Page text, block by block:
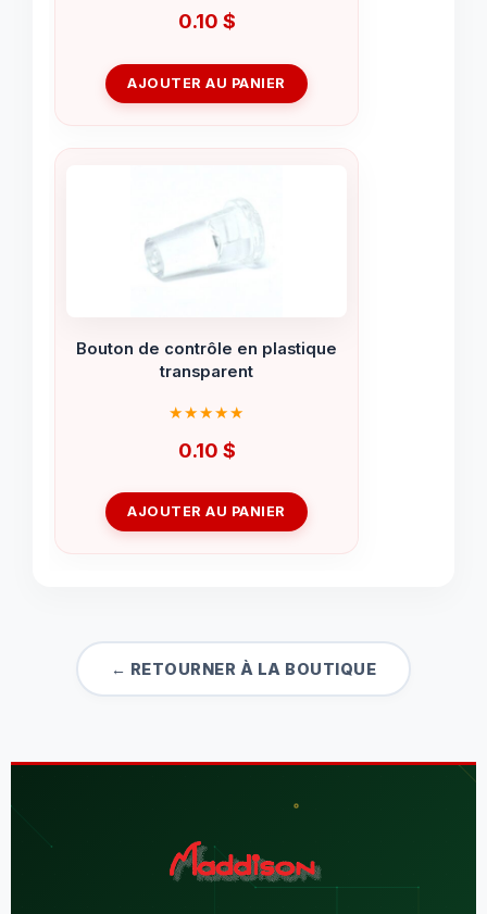
0.10 $
AJOUTER AU PANIER
Bouton de contrôle en plastique
transparent
0.10 $
AJOUTER AU PANIER
← RETOURNER À LA BOUTIQUE